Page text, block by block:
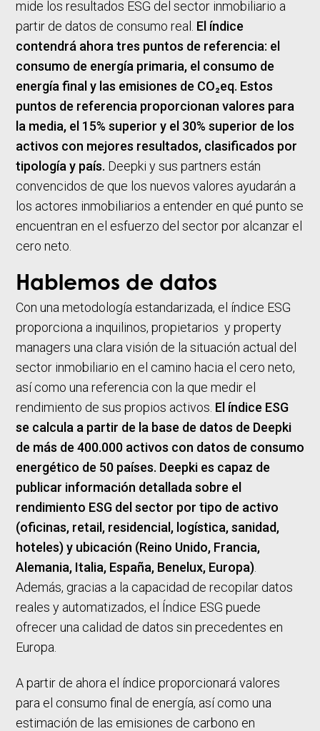
mide los resultados ESG del sector inmobiliario a
partir de datos de consumo real. El índice
contendrá ahora tres puntos de referencia: el
consumo de energía primaria, el consumo de
energía final y las emisiones de CO₂eq. Estos
puntos de referencia proporcionan valores para
la media, el 15% superior y el 30% superior de los
activos con mejores resultados, clasificados por
tipología y país. Deepki y sus partners están
convencidos de que los nuevos valores ayudarán a
los actores inmobiliarios a entender en qué punto se
encuentran en el esfuerzo del sector por alcanzar el
cero neto.
Hablemos de datos
Con una metodología estandarizada, el índice ESG
proporciona a inquilinos, propietarios y property
managers una clara visión de la situación actual del
sector inmobiliario en el camino hacia el cero neto,
así como una referencia con la que medir el
rendimiento de sus propios activos. El índice ESG
se calcula a partir de la base de datos de Deepki
de más de 400.000 activos con datos de consumo
energético de 50 países. Deepki es capaz de
publicar información detallada sobre el
rendimiento ESG del sector por tipo de activo
(oficinas, retail, residencial, logística, sanidad,
hoteles) y ubicación (Reino Unido, Francia,
Alemania, Italia, España, Benelux, Europa)
Además, gracias a la capacidad de recopilar datos
reales y automatizados, el Índice ESG puede
ofrecer una calidad de datos sin precedentes en
Europa.
A partir de ahora el índice proporcionará valores
para el consumo final de energía, así como una
estimación de las emisiones de carbono en